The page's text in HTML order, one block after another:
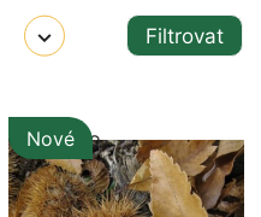
Filtrovat
Nové
Vyprodáno